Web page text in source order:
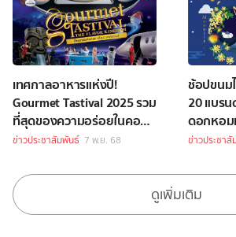
เทศกาลอาหารแห่งปี!
Gourmet Tastival 2025 รวม
ที่สุดของความอร่อยในคอน
เซ็ปต์ The Flavor Kingdom
ข่าวประชาสัมพันธ์ 7 พ.ย. 68
ช้อปขนม
20 แบร
ดอกหอม
เวิลด์
ข่าวประชา
ดูเพิ่มเติม